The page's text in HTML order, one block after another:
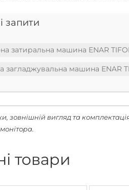
запити
затиральна машина ENAR
загладжувальна машина ENAR
зовнішній вигляд та
товари